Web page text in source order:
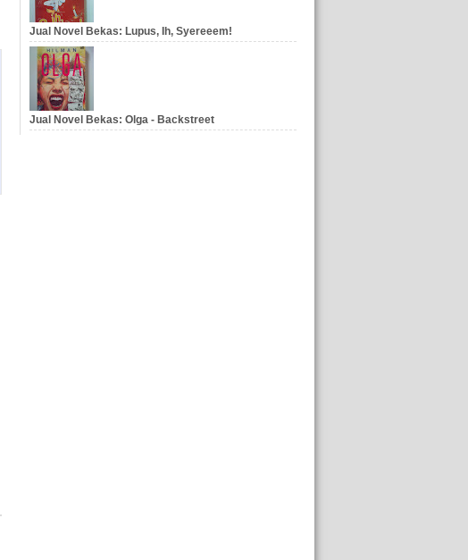
Jual Novel Bekas: Lupus, Ih, Syereeem!
Jual Novel Bekas: Olga - Backstreet